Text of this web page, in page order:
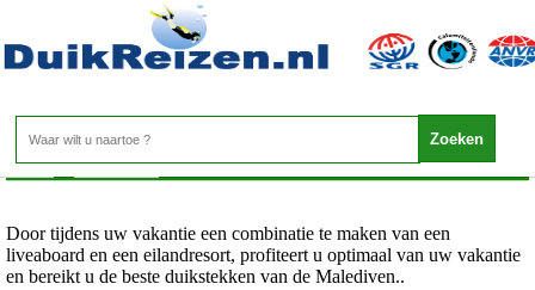
Malediven - Combinatiereizen
Home>Malediven>Combinatiereizen
Door tijdens uw vakantie een combinatie te maken van een
liveaboard en een eilandresort, profiteert u optimaal van uw vakantie
en bereikt u de beste duikstekken van de Malediven..